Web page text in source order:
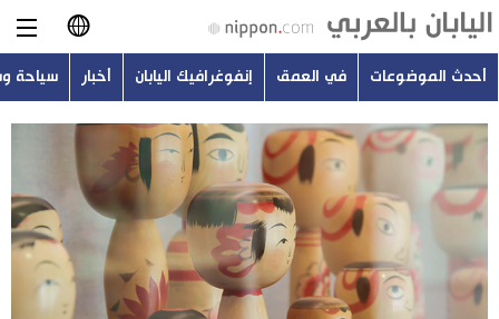
日本語
English
简体字
繁體字
Français
أحدث الموضوعات
في العمق
أحدث الموضوعات في العمق إنفوغرافيك اليابان أخبار سياحة